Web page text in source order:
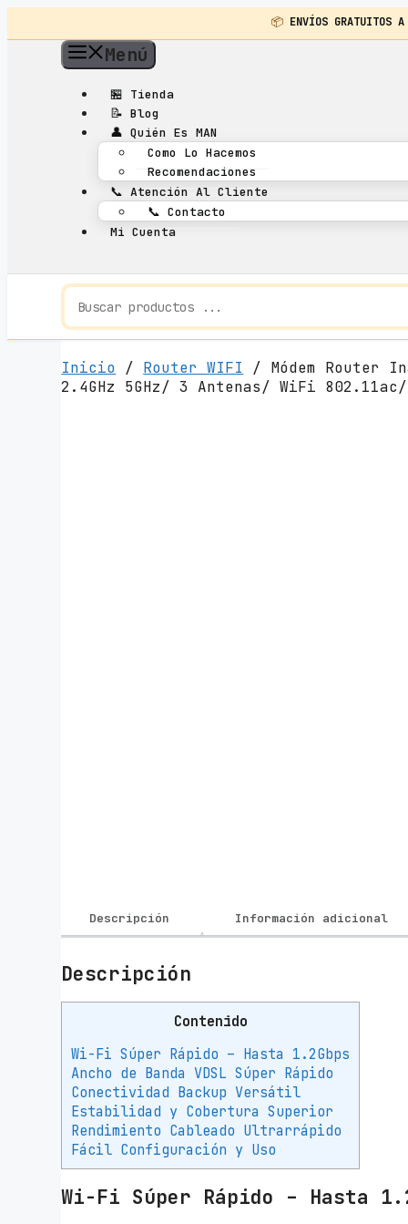
📦 ENVÍOS GRATUITOS
Menú
🏪 Tienda
📝 Blog
👤 Quién Es MAN
Como Lo Hacemos
Recomendaciones
📞 Atención Al Cliente
📞 Contacto
Mi Cuenta
Inicio / Router WIFI
/ Módem Router
2.4GHz 5GHz/ 3 Antenas/ WiFi
Descripción Información adicional
Descripción
Contenido
Wi-Fi Súper Rápido – Hasta 1.2Gbps
Ancho de Banda VDSL Súper Rápido
Conectividad Backup Versátil
Estabilidad y Cobertura Superior
Rendimiento Cableado Ultrarrápido
Fácil Configuración y Uso
Wi-Fi Súper Rápido – Hasta